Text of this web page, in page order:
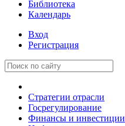
Библиотека
Календарь
Вход
Регистрация
Стратегии отрасли
Госрегулирование
Финансы и инвестиции